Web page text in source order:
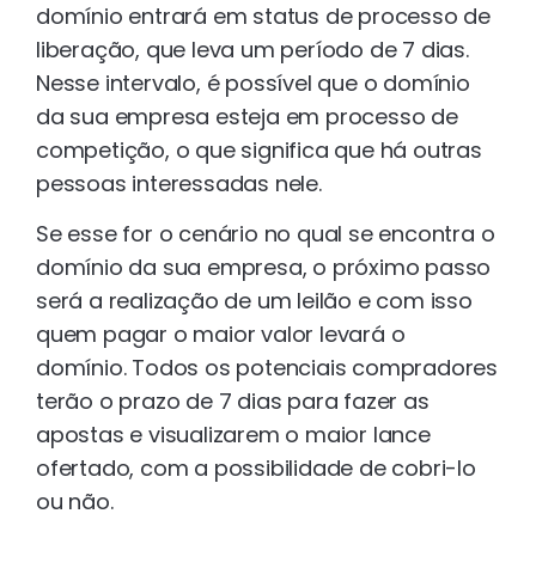
domínio entrará em status de processo de
liberação, que leva um período de 7 dias.
Nesse intervalo, é possível que o domínio
da sua empresa esteja em processo de
competição, o que significa que há outras
pessoas interessadas nele.
Se esse for o cenário no qual se encontra o
domínio da sua empresa, o próximo passo
será a realização de um leilão e com isso
quem pagar o maior valor levará o
domínio. Todos os potenciais compradores
terão o prazo de 7 dias para fazer as
apostas e visualizarem o maior lance
ofertado, com a possibilidade de cobri-lo
ou não.